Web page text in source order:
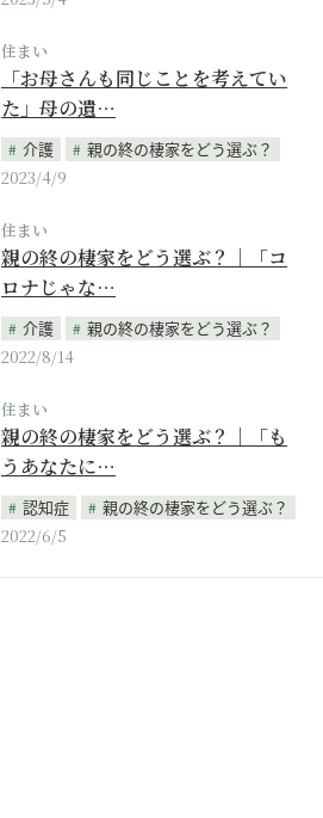
住まい
「お母さんも同じことを考えてい
た」母の遺…
介護
親の終の棲家をどう選ぶ？
2023/4/9
住まい
親の終の棲家をどう選ぶ？｜「コ
ロナじゃな…
介護
親の終の棲家をどう選ぶ？
2022/8/14
住まい
親の終の棲家をどう選ぶ？｜「も
うあなたに…
認知症
親の終の棲家をどう選ぶ？
2022/6/5